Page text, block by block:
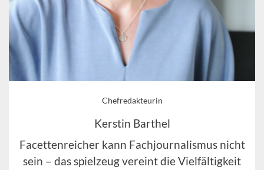
Chefredakteurin
Kerstin Barthel
Facettenreicher kann Fachjournalismus nicht
sein – das spielzeug vereint die Vielfältigkeit